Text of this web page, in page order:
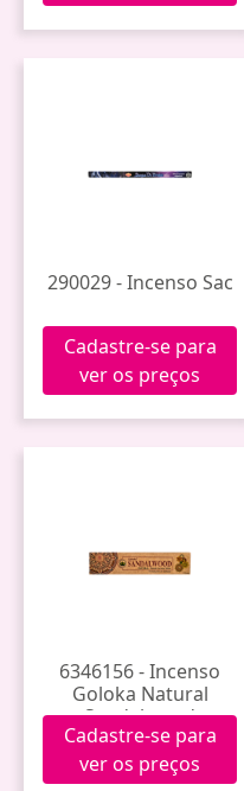
290029 - Incenso Sac
Cadastre-se para
ver os preços
6346156 - Incenso
Goloka Natural
Sandalwood
Cadastre-se para
ver os preços